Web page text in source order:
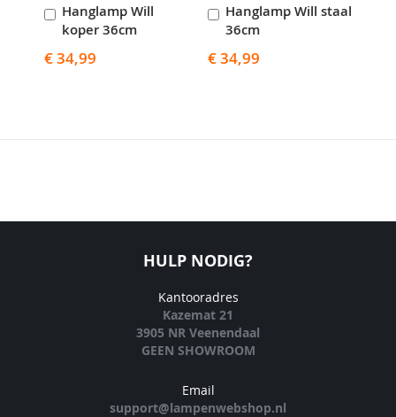
Hanglamp Will
koper 36cm
€ 34,99
In
Winkelwagen
Hanglamp Will staal
36cm
€ 34,99
In
Winkelwagen
HULP NODIG?
Kantooradres
Kazemat 21
3905 NR Veenendaal
GEEN SHOWROOM
Email
support@lampenwebshop.nl